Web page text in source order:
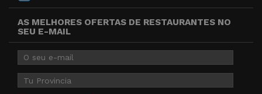
AS MELHORES OFERTAS DE RESTAURANTES NO
SEU E-MAIL